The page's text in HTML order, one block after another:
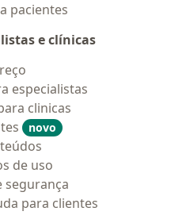
pacientes
e clínicas
especialistas
clinicas
novo
de uso
segurança
para clientes